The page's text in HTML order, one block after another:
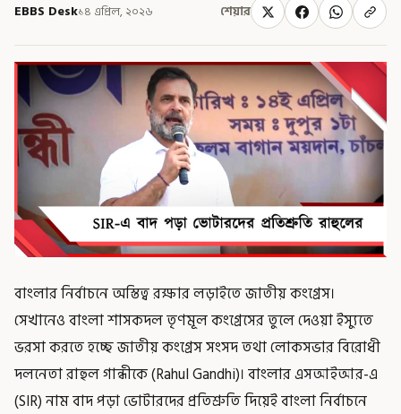
EBBS Desk১৪ এপ্রিল, ২০২৬ শেয়ার
বাংলার নির্বাচনে অস্তিত্ব রক্ষার লড়াইতে জাতীয় কংগ্রেস।
সেখানেও বাংলা শাসকদল তৃণমূল কংগ্রেসের তুলে দেওয়া ইস্যুতে
ভরসা করতে হচ্ছে জাতীয় কংগ্রেস সংসদ তথা লোকসভার বিরোধী
দলনেতা রাহুল গান্ধীকে (Rahul Gandhi)। বাংলার এসআইআর-এ
(SIR) নাম বাদ পড়া ভোটারদের প্রতিশ্রুতি দিয়েই বাংলা নির্বাচনে